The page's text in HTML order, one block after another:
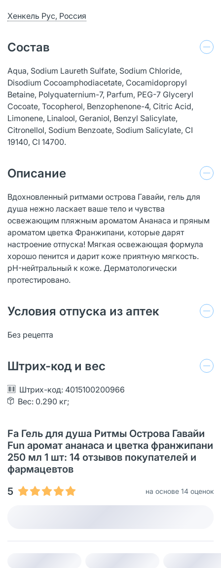
Хенкель Рус, Россия
Состав
Aqua, Sodium Laureth Sulfate, Sodium Chloride,
Disodium Cocoamphodiacetate, Cocamidopropyl
Betaine, Polyquaternium-7, Parfum, PEG-7 Glyceryl
Cocoate, Tocopherol, Benzophenone-4, Citric Acid,
Limonene, Linalool, Geraniol, Benzyl Salicylate,
Citronellol, Sodium Benzoate, Sodium Salicylate, CI
19140, CI 14700.
Описание
Вдохновленный ритмами острова Гавайи, гель для
душа нежно ласкает ваше тело и чувства
освежающим пляжным ароматом Ананаса и пряным
ароматом цветка Франжипани, которые дарят
настроение отпуска! Мягкая освежающая формула
хорошо пенится и дарит коже приятную мягкость.
pH-нейтральный к коже. Дерматологически
протестировано.
Условия отпуска из аптек
Без рецепта
Штрих-код и вес
Штрих-код: 4015100200966
Вес: 0.290 кг;
Fa Гель для душа Ритмы Острова Гавайи
Fun аромат ананаса и цветка франжипани
250 мл 1 шт: 14 отзывов покупателей и
фармацевтов
5
на основе 14 оценок